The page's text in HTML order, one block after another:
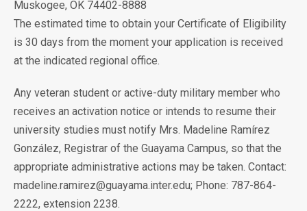
Muskogee, OK 74402-8888
The estimated time to obtain your Certificate of Eligibility
is 30 days from the moment your application is received
at the indicated regional office.
Any veteran student or active-duty military member who
receives an activation notice or intends to resume their
university studies must notify Mrs. Madeline Ramírez
González, Registrar of the Guayama Campus, so that the
appropriate administrative actions may be taken. Contact:
madeline.ramirez@guayama.inter.edu; Phone: 787-864-
2222, extension 2238.